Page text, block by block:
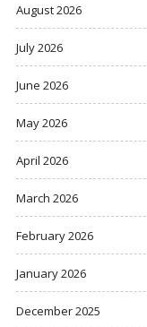
August 2026
July 2026
June 2026
May 2026
April 2026
March 2026
February 2026
January 2026
December 2025